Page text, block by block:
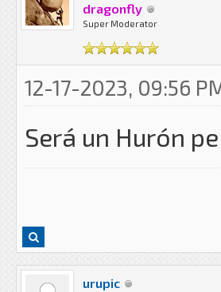
dragonfly
Super Moderator
12-17-2023, 09:56
Será un Hurón
urupic